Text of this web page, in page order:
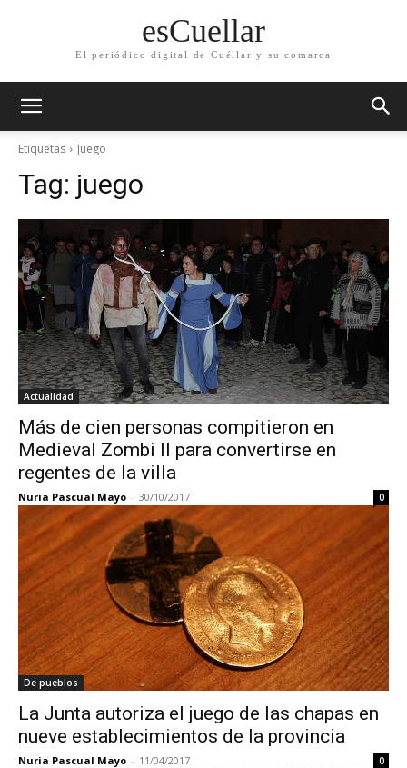
esCuellar
El periódico digital de Cuéllar y su comarca
Etiquetas Juego
Tag: juego
Actualidad
Más de cien personas compitieron en
Medieval Zombi II para convertirse en
regentes de la villa
Nuria Pascual Mayo - 30/10/2017 0
De pueblos
La Junta autoriza el juego de las chapas en
nueve establecimientos de la provincia
Nuria Pascual Mayo - 11/04/2017 0